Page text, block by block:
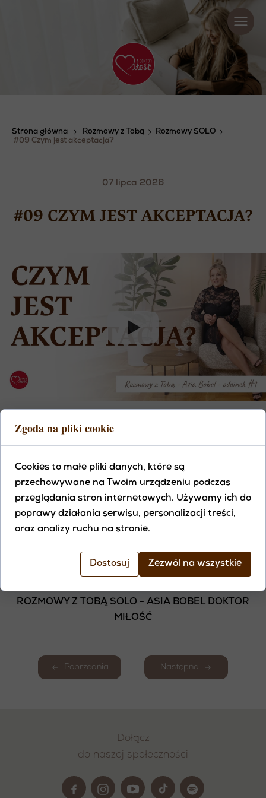
Następna
Strona główna Rozmowy z Tobą
Rozmowy SOLO
#09 Czym jest akceptacja?
07 lipca 2026
#09 CZYM JEST AKCEPTACJA?
JAK ZAAKCEPTOWAĆ TO, CO TRUDNE? CZY
AKCEPTACJA OZNACZA REZYGNACJĘ? W TYM
ODCINKU ROZMAWIAM O JEDNEJ Z
NAJCZĘŚCIEJ MYLONYCH POSTAW. WIELU Z NAS
UWAŻA, ŻE AKCEPTACJA OZNACZA PODDANIE
SIĘ, ZGODĘ NA CIERPIENIE LUB BRAK DZIAŁANIA.
JEST DOKŁADNIE ODWROTNIE. AKCEPTACJA NIE
RZECZYWISTOŚCIĄ I POZWALA ODZYSKAĆ
ROZMOWY Z TOBĄ SOLO - ASIA BOBEL DOKTOR
MIŁOŚĆ
Poprzednia
Dołącz
do naszej społeczności
Zgoda na pliki cookie
Cookies to małe pliki danych, które są
przechowywane na Twoim urządzeniu podczas
przeglądania stron internetowych. Używamy ich do
poprawy działania serwisu, personalizacji treści,
oraz analizy ruchu na stronie.
Dostosuj Zezwól na wszystkie